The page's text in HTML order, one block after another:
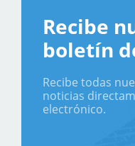
Recibe
boletín
Recibe todas
noticias
electrónico.